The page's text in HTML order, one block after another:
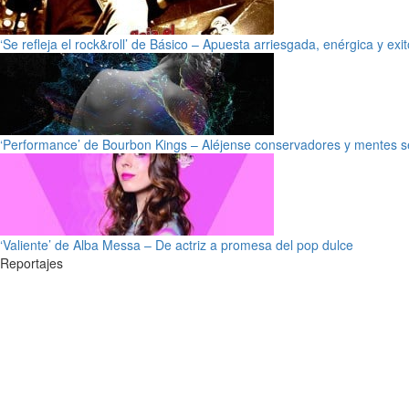
‘Se refleja el rock&roll’ de Básico – Apuesta arriesgada, enérgica y
‘Performance’ de Bourbon Kings – Aléjense conservadores y mentes
‘Valiente’ de Alba Messa – De actriz a promesa del pop dulce
Reportajes